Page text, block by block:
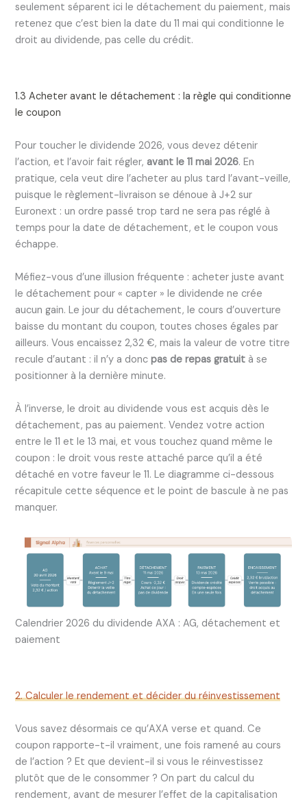
seulement séparent ici le détachement du paiement, mais
retenez que c’est bien la date du 11 mai qui conditionne le
droit au dividende, pas celle du crédit.
1.3 Acheter avant le détachement : la règle qui conditionne
le coupon
Pour toucher le dividende 2026, vous devez détenir
l’action, et l’avoir fait régler, avant le 11 mai 2026. En
pratique, cela veut dire l’acheter au plus tard l’avant-veille,
puisque le règlement-livraison se dénoue à J+2 sur
Euronext : un ordre passé trop tard ne sera pas réglé à
temps pour la date de détachement, et le coupon vous
échappe.
Méfiez-vous d’une illusion fréquente : acheter juste avant
le détachement pour « capter » le dividende ne crée
aucun gain. Le jour du détachement, le cours d’ouverture
baisse du montant du coupon, toutes choses égales par
ailleurs. Vous encaissez 2,32 €, mais la valeur de votre titre
recule d’autant : il n’y a doncpas de repas gratuit à se
positionner à la dernière minute.
À l’inverse, le droit au dividende vous est acquis dès le
détachement, pas au paiement. Vendez votre action
entre le 11 et le 13 mai, et vous touchez quand même le
coupon : le droit vous reste attaché parce qu’il a été
détaché en votre faveur le 11. Le diagramme ci-dessous
récapitule cette séquence et le point de bascule à ne pas
manquer.
Calendrier 2026 du dividende AXA : AG, détachement et
paiement
2. Calculer le rendement et décider du réinvestissement
Vous savez désormais ce qu’AXA verse et quand. Ce
coupon rapporte-t-il vraiment, une fois ramené au cours
de l’action ? Et que devient-il si vous le réinvestissez
plutôt que de le consommer ? On part du calcul du
rendement, avant de mesurer l’effet de la capitalisation